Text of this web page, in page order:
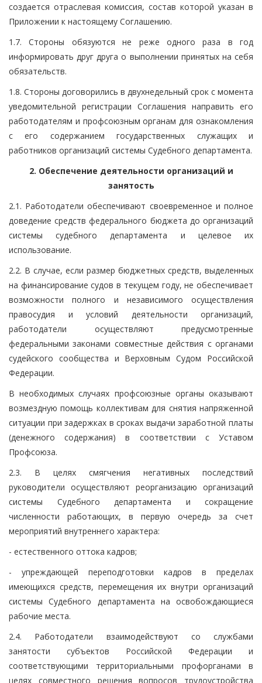
создается отраслевая комиссия, состав которой указан в
Приложении к настоящему Соглашению.
1.7. Стороны обязуются не реже одного раза в год
информировать друг друга о выполнении принятых на себя
обязательств.
1.8. Стороны договорились в двухнедельный срок с момента
уведомительной регистрации Соглашения направить его
работодателям и профсоюзным органам для ознакомления
с его содержанием государственных служащих и
работников организаций системы Судебного департамента.
2. Обеспечение деятельности организаций и
занятость
2.1. Работодатели обеспечивают своевременное и полное
доведение средств федерального бюджета до организаций
системы судебного департамента и целевое их
использование.
2.2. В случае, если размер бюджетных средств, выделенных
на финансирование судов в текущем году, не обеспечивает
возможности полного и независимого осуществления
правосудия и условий деятельности организаций,
работодатели осуществляют предусмотренные
федеральными законами совместные действия с органами
судейского сообщества и Верховным Судом Российской
Федерации.
В необходимых случаях профсоюзные органы оказывают
возмездную помощь коллективам для снятия напряженной
ситуации при задержках в сроках выдачи заработной платы
(денежного содержания) в соответствии с Уставом
Профсоюза.
2.3. В целях смягчения негативных последствий
руководители осуществляют реорганизацию организаций
системы Судебного департамента и сокращение
численности работающих, в первую очередь за счет
мероприятий внутреннего характера:
- естественного оттока кадров;
- упреждающей переподготовки кадров в пределах
имеющихся средств, перемещения их внутри организаций
системы Судебного департамента на освобождающиеся
рабочие места.
2.4. Работодатели взаимодействуют со службами
занятости субъектов Российской Федерации и
соответствующими территориальными профорганами в
целях совместного решения вопросов трудоустройства